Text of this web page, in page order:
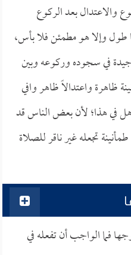
والاعتدال بعد الركوع
وإلا هو مطمئن فلا بأس،
في سجوده وركوعه وبين
ظاهرة واعتدالاً ظاهر وافي
في هذا؛ لأن بعض الناس قد
تجعله غير ناقر للصلاة
فما الواجب أن تفعله في